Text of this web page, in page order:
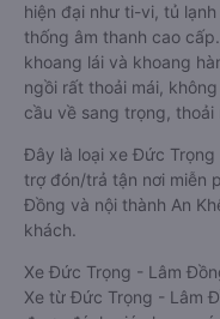
hiện đại như ti-vi, tủ
thống âm thanh cao
khoang lái và khoang
ngồi rất thoải mái,
cầu về sang trọng,
Đây là loại xe Đức Trọng
trợ đón/trả tận nơi miễn
Đồng và nội thành An
khách.
Xe Đức Trọng - Lâm
Xe từ Đức Trọng - Lâm